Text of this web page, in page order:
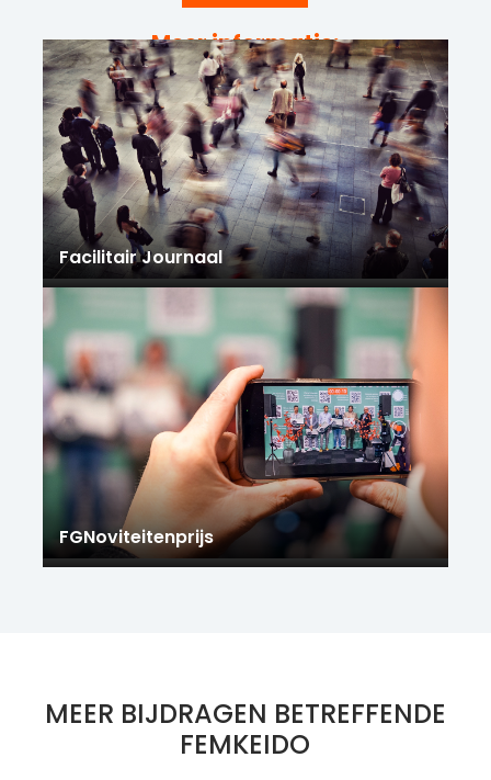
Meer informatie:
Facilitair Journaal
FGNoviteitenprijs
MEER BIJDRAGEN BETREFFENDE
FEMKEIDO